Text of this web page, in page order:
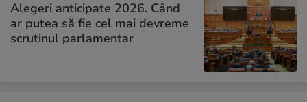
Alegeri anticipate 2026. Când
ar putea să fie cel mai devreme
scrutinul parlamentar